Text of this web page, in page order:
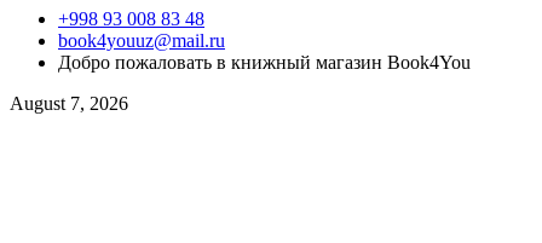
+998 93 008 83 48
book4youuz@mail.ru
Добро пожаловать в книжный магазин Book4You
August 7, 2026